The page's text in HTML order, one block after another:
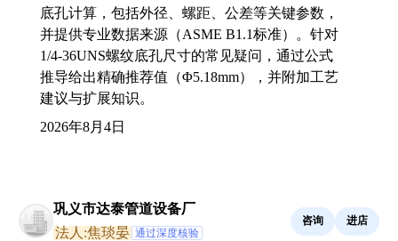
底孔计算，包括外径、螺距、公差等关键参数，
并提供专业数据来源（ASME B1.1标准）。针对
1/4-36UNS螺纹底孔尺寸的常见疑问，通过公式
推导给出精确推荐值（Φ5.18mm），并附加工艺
建议与扩展知识。
2026年8月4日
巩义市达泰管道设备厂
法人:焦琰晏 通过深度核验
咨询 进店